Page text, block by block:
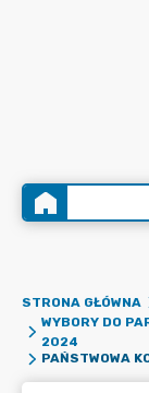
STRONA GŁÓWNA
WYBORY DO
2024